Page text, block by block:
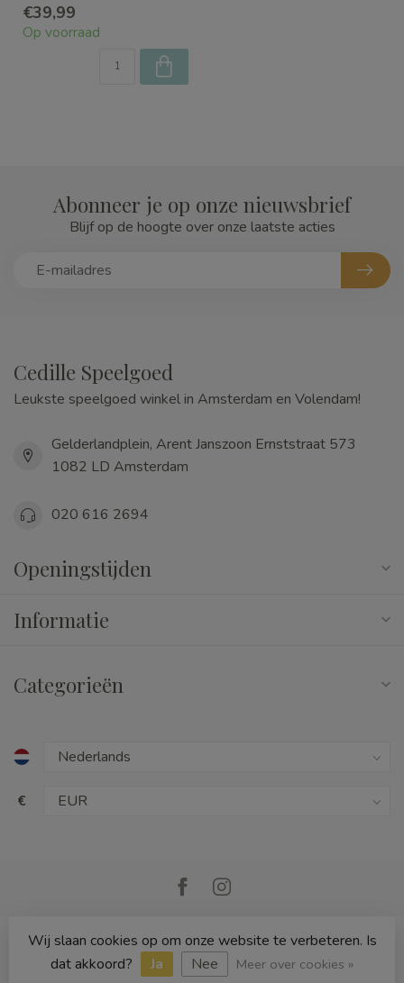
€39,99
Op voorraad
Abonneer je op onze nieuwsbrief
Blijf op de hoogte over onze laatste acties
Cedille Speelgoed
Leukste speelgoed winkel in Amsterdam en Volendam!
Gelderlandplein, Arent Janszoon Ernststraat 573
1082 LD Amsterdam
020 616 2694
Openingstijden
Informatie
Categorieën
€
© Copyright 2026 Cedille Speelgoed
Wij slaan cookies op om onze website te verbeteren. Is
dat akkoord?
Ja Nee Meer over cookies »